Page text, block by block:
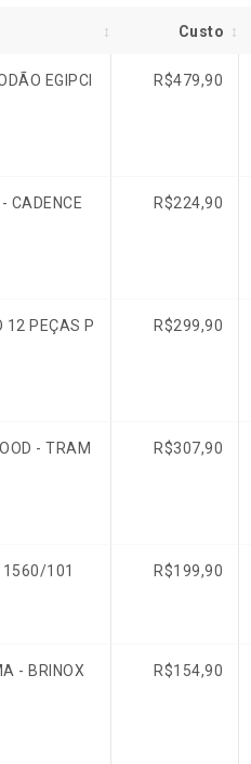
Custo
EGIPCI
R$479,90
CADENCE
R$224,90
12 PEÇAS P
R$299,90
- TRAM
R$307,90
1560/101
R$199,90
- BRINOX
R$154,90